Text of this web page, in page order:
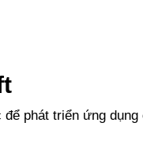
phát triển ứng dụng